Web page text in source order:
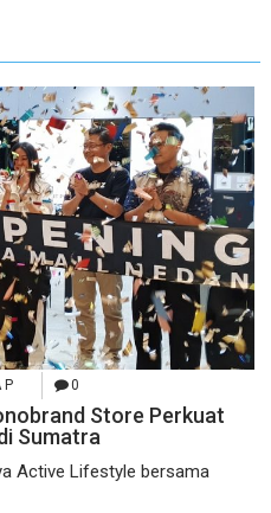
P 0
Store Perkuat
Sumatra
Active Lifestyle bersama